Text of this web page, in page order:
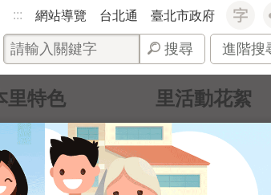
::: 網站導覽 台北通 臺北市政府
搜尋 進階搜
里特色 里活動花絮